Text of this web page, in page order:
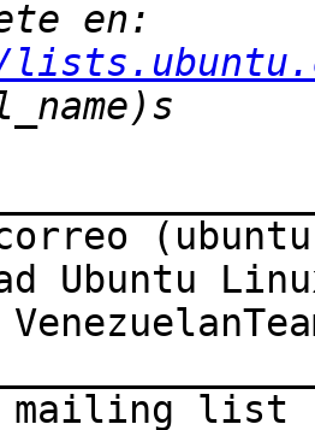
Ubuntu